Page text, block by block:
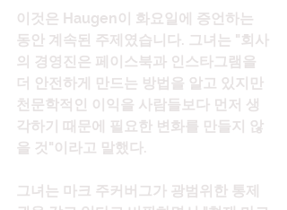
이것은 Haugen이 화요일에 증언하는
동안 계속된 주제였습니다. 그녀는 "회사
의 경영진은 페이스북과 인스타그램을
더 안전하게 만드는 방법을 알고 있지만
천문학적인 이익을 사람들보다 먼저 생
각하기 때문에 필요한 변화를 만들지 않
을 것"이라고 말했다.
그녀는 마크 주커버그가 광범위한 통제